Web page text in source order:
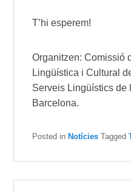
T’hi esperem!
Organitzen: Comissió
Lingüística i Cultural
Serveis Lingüístics de
Barcelona.
Posted in Notícies Tagged